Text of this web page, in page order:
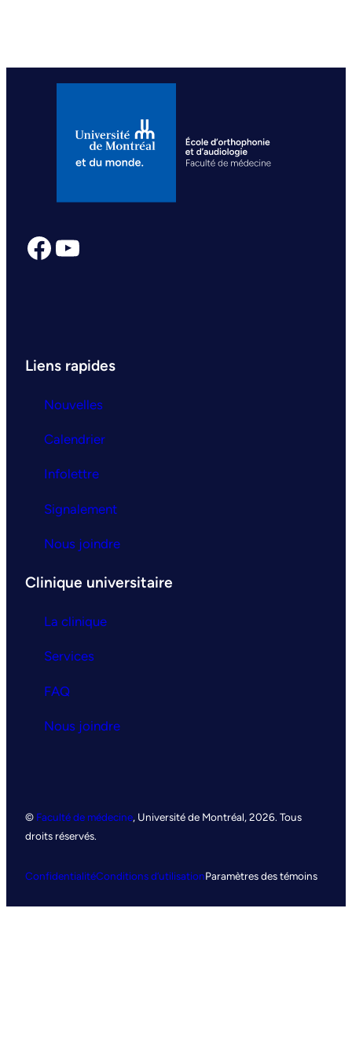
Facebook YouTube
Liens rapides
Nouvelles
Calendrier
Infolettre
Signalement
Nous joindre
Clinique universitaire
La clinique
Services
FAQ
Nous joindre
© Faculté de médecine, Université de Montréal, 2026. Tous
droits réservés.
ConfidentialitéConditions d’utilisationParamètres des témoins